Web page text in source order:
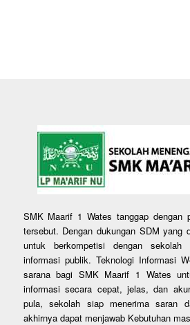
SMK Maarif 1 Wates tanggap dengan
tersebut. Dengan dukungan SDM
untuk berkompetisi dengan
informasi publik. Teknologi Informasi
sarana bagi SMK Maarif 1 Wates
informasi secara cepat, jelas, dan
pula, sekolah siap menerima saran
akhirnya dapat menjawab Kebutuhan